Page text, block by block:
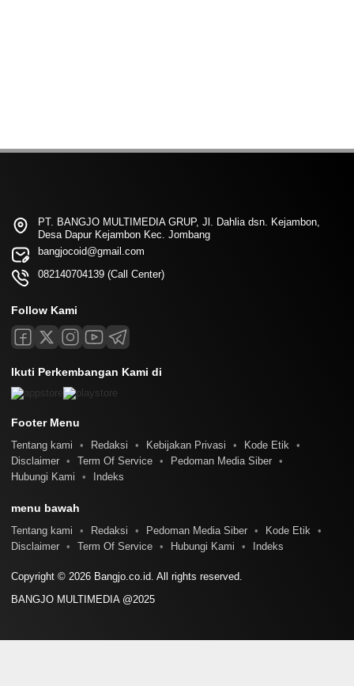
PT. BANGJO MULTIMEDIA GRUP, Jl. Dahlia dsn. Kejambon,
Desa Dapur Kejambon Kec. Jombang
bangjocoid@gmail.com
082140704139 (Call Center)
Follow Kami
Ikuti Perkembangan Kami di
Footer Menu
Tentang kami Redaksi Kebijakan Privasi
Kode Etik
Disclaimer
Term Of Service
Pedoman Media Siber
Hubungi Kami
Indeks
menu bawah
Tentang kami Redaksi Pedoman Media Siber
Kode Etik
Disclaimer
Term Of Service Hubungi Kami Indeks
Copyright © 2026 Bangjo.co.id. All rights reserved.
BANGJO MULTIMEDIA @2025